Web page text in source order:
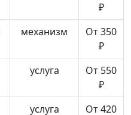
₽
механизм
От 350
₽
услуга
От 550
₽
услуга
От 420